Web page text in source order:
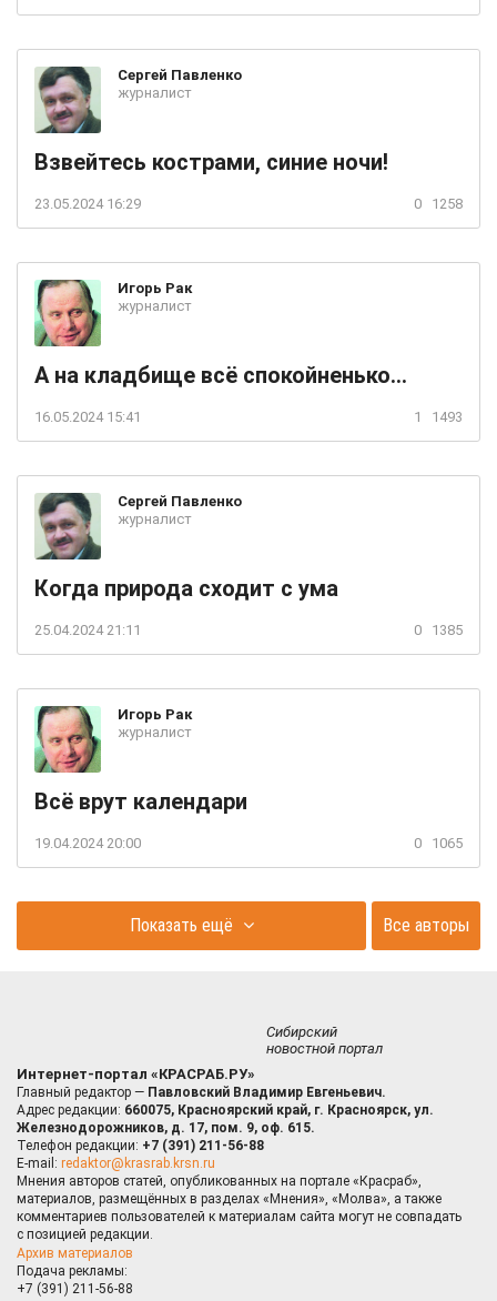
Сергей Павленко
журналист
Взвейтесь кострами, синие ночи!
23.05.2024 16:29 0 1258
Игорь Рак
журналист
А на кладбище всё спокойненько...
16.05.2024 15:41 1 1493
Сергей Павленко
журналист
Когда природа сходит с ума
25.04.2024 21:11 0 1385
Игорь Рак
журналист
Всё врут календари
19.04.2024 20:00 0 1065
Показать ещё Все авторы
Сибирский
новостной портал
Интернет-портал «КРАСРАБ.РУ»
Главный редактор — Павловский Владимир Евгеньевич.
Адрес редакции: 660075, Красноярский край, г. Красноярск, ул.
Железнодорожников, д. 17, пом. 9, оф. 615.
Телефон редакции: +7 (391) 211-56-88
E-mail: redaktor@krasrab.krsn.ru
Мнения авторов статей, опубликованных на портале «Красраб»,
материалов, размещённых в разделах «Мнения», «Молва», а также
комментариев пользователей к материалам сайта могут не совпадать
с позицией редакции.
Архив материалов
Подача рекламы:
+7 (391) 211-56-88